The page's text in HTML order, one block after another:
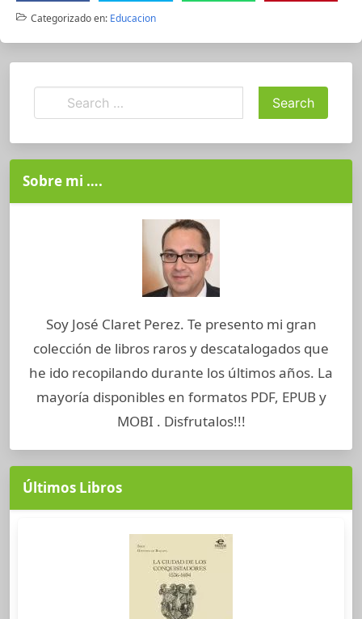
Categorizado en: Educacion
Sobre mi ….
Soy José Claret Perez. Te presento mi gran
colección de libros raros y descatalogados que
he ido recopilando durante los últimos años. La
mayoría disponibles en formatos PDF, EPUB y
MOBI . Disfrutalos!!!
Últimos Libros